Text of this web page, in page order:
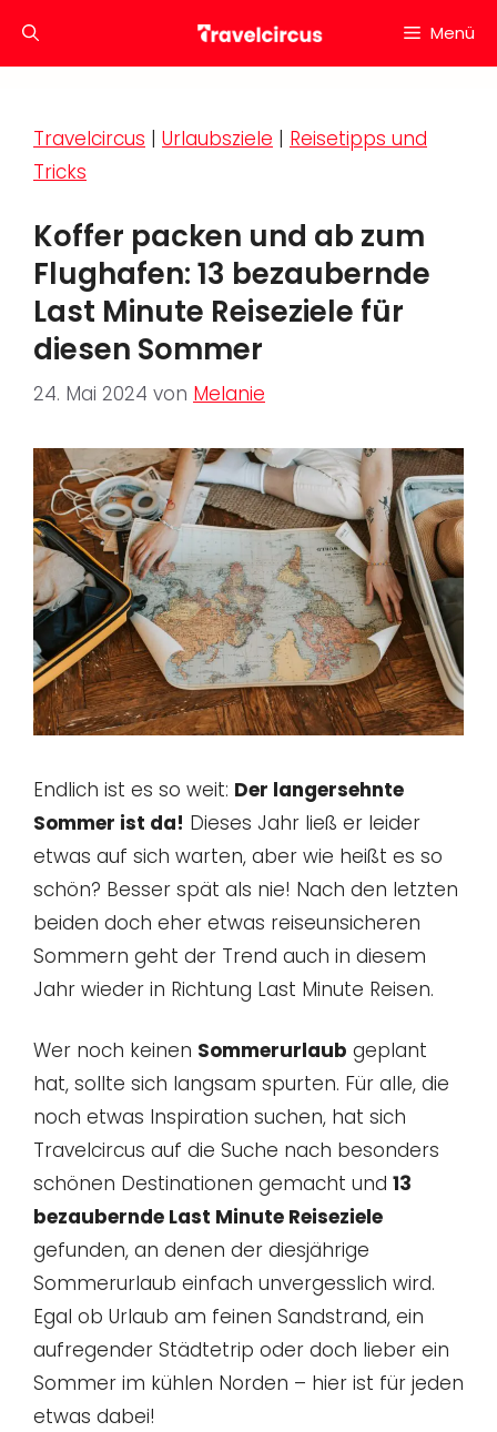
Inhalt
Menü
Travelcircus | Urlaubsziele | Reisetipps und
Tricks
Koffer packen und ab zum
Flughafen: 13 bezaubernde
Last Minute Reiseziele für
diesen Sommer
24. Mai 2024 von Melanie
Endlich ist es so weit: Der langersehnte
Sommer ist da! Dieses Jahr ließ er leider
etwas auf sich warten, aber wie heißt es so
schön? Besser spät als nie! Nach den letzten
beiden doch eher etwas reiseunsicheren
Sommern geht der Trend auch in diesem
Jahr wieder in Richtung Last Minute Reisen.
Wer noch keinen Sommerurlaub geplant
hat, sollte sich langsam spurten. Für alle, die
noch etwas Inspiration suchen, hat sich
Travelcircus auf die Suche nach besonders
schönen Destinationen gemacht und 13
bezaubernde Last Minute Reiseziele
gefunden, an denen der diesjährige
Sommerurlaub einfach unvergesslich wird.
Egal ob Urlaub am feinen Sandstrand, ein
aufregender Städtetrip oder doch lieber ein
Sommer im kühlen Norden – hier ist für jeden
etwas dabei!